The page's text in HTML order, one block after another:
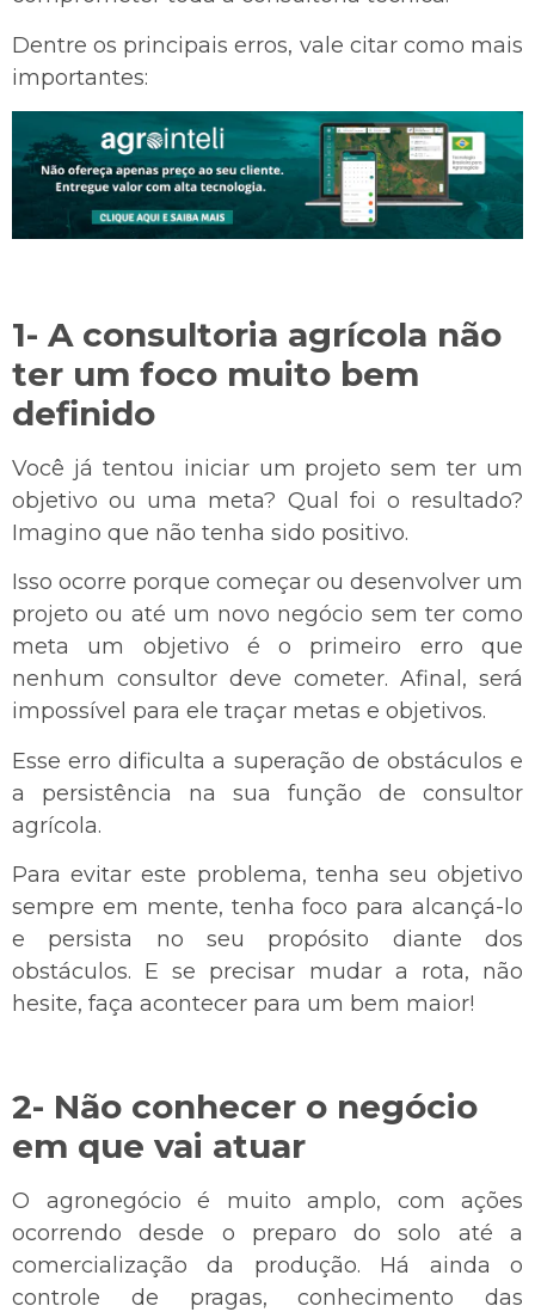
Dentre os principais erros, vale citar como mais
importantes:
1- A consultoria agrícola não
ter um foco muito bem
definido
Você já tentou iniciar um projeto sem ter um
objetivo ou uma meta? Qual foi o resultado?
Imagino que não tenha sido positivo.
Isso ocorre porque começar ou desenvolver um
projeto ou até um novo negócio sem ter como
meta um objetivo é o primeiro erro que
nenhum consultor deve cometer. Afinal, será
impossível para ele traçar metas e objetivos.
Esse erro dificulta a superação de obstáculos e
a persistência na sua função de consultor
agrícola.
Para evitar este problema, tenha seu objetivo
sempre em mente, tenha foco para alcançá-lo
e persista no seu propósito diante dos
obstáculos. E se precisar mudar a rota, não
hesite, faça acontecer para um bem maior!
2- Não conhecer o negócio
em que vai atuar
O agronegócio é muito amplo, com ações
ocorrendo desde o preparo do solo até a
comercialização da produção. Há ainda o
controle de pragas, conhecimento das